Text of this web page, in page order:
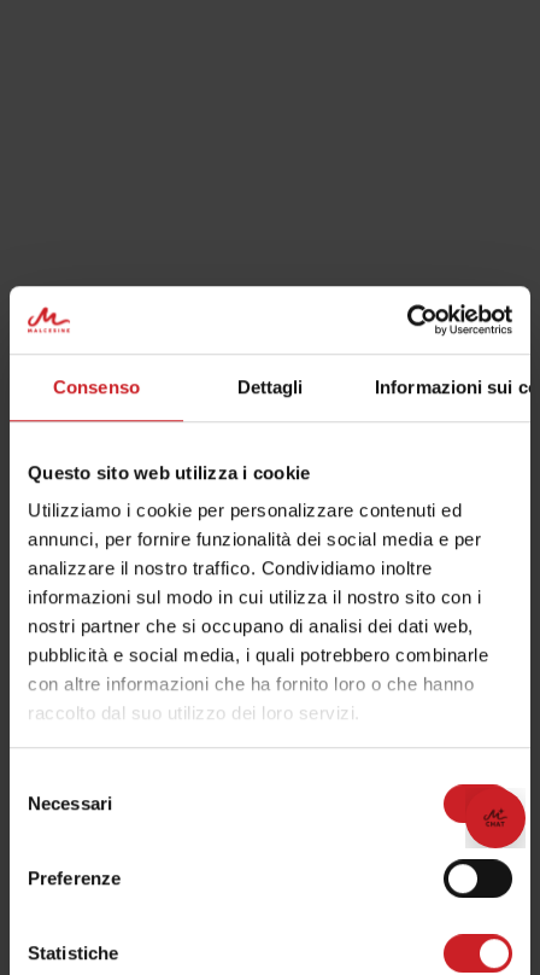
Consenso Dettagli Informazioni sui
Questo sito web utilizza i cookie
Utilizziamo i cookie per personalizzare contenuti ed
annunci, per fornire funzionalità dei social media e per
analizzare il nostro traffico. Condividiamo inoltre
informazioni sul modo in cui utilizza il nostro sito con i
nostri partner che si occupano di analisi dei dati web,
pubblicità e social media, i quali potrebbero combinarle
con altre informazioni che ha fornito loro o che hanno
raccolto dal suo utilizzo dei loro servizi.
delNecessari
Preferenze
Statistiche